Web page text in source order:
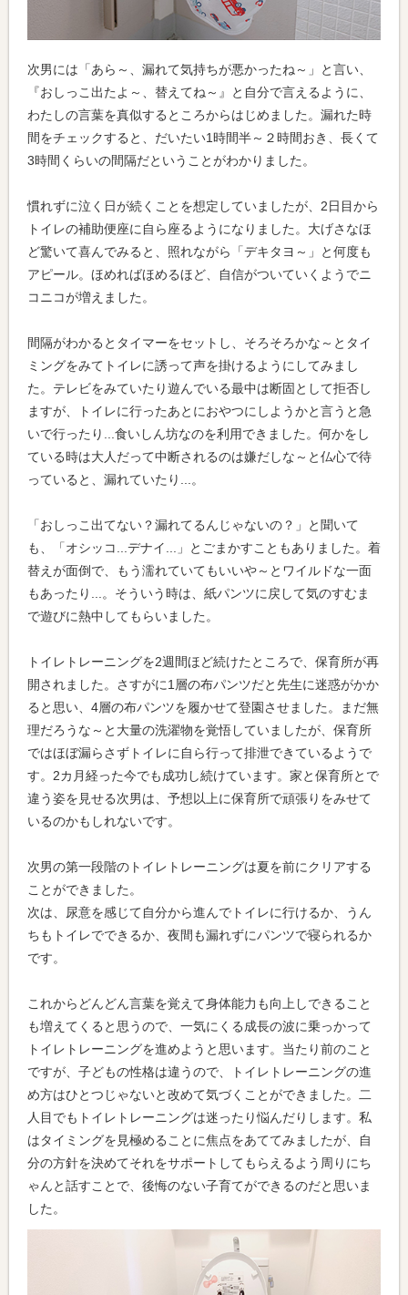
次男には「あら～、漏れて気持ちが悪かったね～」と言い、
『おしっこ出たよ～、替えてね～』と自分で言えるように、
わたしの言葉を真似するところからはじめました。漏れた時
間をチェックすると、だいたい1時間半～２時間おき、長くて
3時間くらいの間隔だということがわかりました。
慣れずに泣く日が続くことを想定していましたが、2日目から
トイレの補助便座に自ら座るようになりました。大げさなほ
ど驚いて喜んでみると、照れながら「デキタヨ～」と何度も
アピール。ほめればほめるほど、自信がついていくようでニ
コニコが増えました。
間隔がわかるとタイマーをセットし、そろそろかな～とタイ
ミングをみてトイレに誘って声を掛けるようにしてみまし
た。テレビをみていたり遊んでいる最中は断固として拒否し
ますが、トイレに行ったあとにおやつにしようかと言うと急
いで行ったり...食いしん坊なのを利用できました。何かをし
ている時は大人だって中断されるのは嫌だしな～と仏心で待
っていると、漏れていたり...。
「おしっこ出てない？漏れてるんじゃないの？」と聞いて
も、「オシッコ...デナイ...」とごまかすこともありました。着
替えが面倒で、もう濡れていてもいいや～とワイルドな一面
もあったり...。そういう時は、紙パンツに戻して気のすむま
で遊びに熱中してもらいました。
トイレトレーニングを2週間ほど続けたところで、保育所が再
開されました。さすがに1層の布パンツだと先生に迷惑がかか
ると思い、4層の布パンツを履かせて登園させました。まだ無
理だろうな～と大量の洗濯物を覚悟していましたが、保育所
ではほぼ漏らさずトイレに自ら行って排泄できているようで
す。2カ月経った今でも成功し続けています。家と保育所とで
違う姿を見せる次男は、予想以上に保育所で頑張りをみせて
いるのかもしれないです。
次男の第一段階のトイレトレーニングは夏を前にクリアする
ことができました。
次は、尿意を感じて自分から進んでトイレに行けるか、うん
ちもトイレでできるか、夜間も漏れずにパンツで寝られるか
です。
これからどんどん言葉を覚えて身体能力も向上しできること
も増えてくると思うので、一気にくる成長の波に乗っかって
トイレトレーニングを進めようと思います。当たり前のこと
ですが、子どもの性格は違うので、トイレトレーニングの進
め方はひとつじゃないと改めて気づくことができました。二
人目でもトイレトレーニングは迷ったり悩んだりします。私
はタイミングを見極めることに焦点をあててみましたが、自
分の方針を決めてそれをサポートしてもらえるよう周りにち
ゃんと話すことで、後悔のない子育てができるのだと思いま
した。